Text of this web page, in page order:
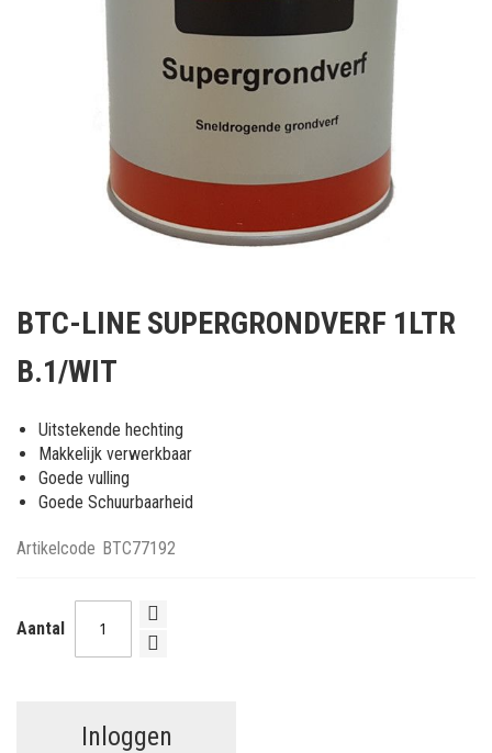
het
van
afbeeldingen-
gallerij
BTC-LINE SUPERGRONDVERF 1LTR
B.1/WIT
Uitstekende hechting
Makkelijk verwerkbaar
Goede vulling
Goede Schuurbaarheid
Artikelcode BTC77192
Aantal
Inloggen